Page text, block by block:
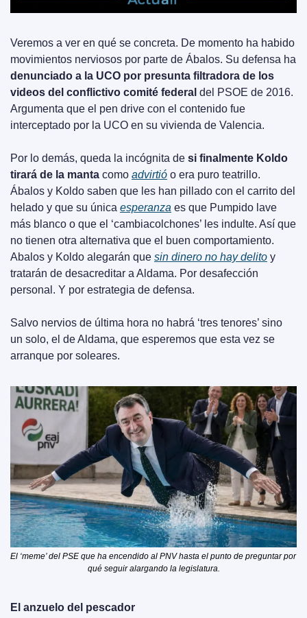
Veremos a ver en qué se concreta. De momento ha habido
denunciado a la UCO por presunta filtradora de los
videos del conflictivo comité federal del PSOE de 2016.
Argumenta que el pen drive con el contenido fue
interceptado por la UCO en su vivienda de Valencia.
Por lo demás, queda la incógnita de si finalmente Koldo
tirará de la manta como advirtió o era puro teatrillo.
Ábalos y Koldo saben que les han pillado con el carrito del
helado y que su única esperanza es que Pumpido lave
más blanco o que el ‘cambiacolchones’ les indulte. Así que
no tienen otra alternativa que el buen comportamiento.
Abalos y Koldo alegarán que sin dinero no hay delito y
tratarán de desacreditar a Aldama. Por desafección
personal. Y por estrategia de defensa.
Salvo nervios de última hora no habrá ‘tres tenores’ sino
un solo, el de Aldama, que esperemos que esta vez se
arranque por soleares.
El ‘meme’ del PSE que ha encendido al PNV hasta el punto de preguntar por
qué seguir alargando la legislatura.
El anzuelo del pescador